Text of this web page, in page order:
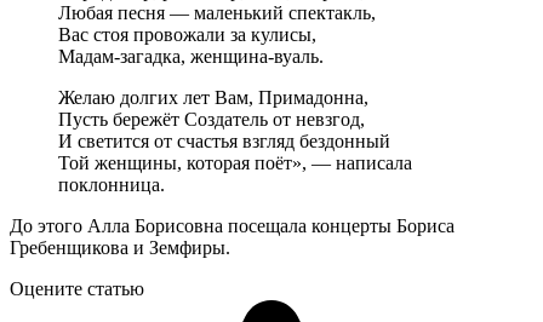
Любая песня — маленький спектакль,
Вас стоя провожали за кулисы,
Мадам-загадка, женщина-вуаль.
Желаю долгих лет Вам, Примадонна,
Пусть бережёт Создатель от невзгод,
И светится от счастья взгляд бездонный
Той женщины, которая поёт», — написала
поклонница.
До этого Алла Борисовна посещала концерты Бориса
Гребенщикова и Земфиры.
Оцените статью